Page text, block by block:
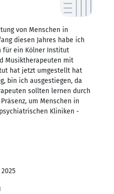
von Menschen in
diesen Jahres habe ich
für ein Kölner Institut
Musiktherapeuten mit
hat jetzt umgestellt hat
bin ich ausgestiegen, da
sollten lernen durch
um Menschen in
Kliniken -